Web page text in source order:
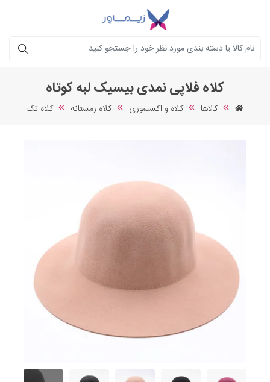
جستجو
کلاه فلاپی نمدی بیسیک لبه کوتاه
کالاها کلاه و اکسسوری کلاه زمستانه کلاه تک